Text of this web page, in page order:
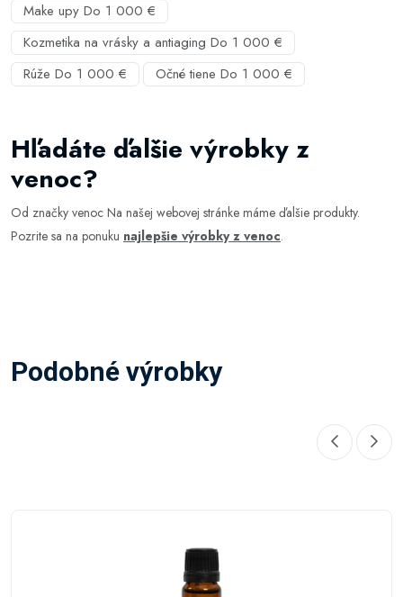
Make upy Do 1 000 €
Kozmetika na vrásky a antiaging Do 1 000 €
Rúže Do 1 000 €
Očné tiene Do 1 000 €
Hľadáte ďalšie výrobky z
venoc?
Od značky venoc Na našej webovej stránke máme ďalšie produkty.
Pozrite sa na ponuku najlepšie výrobky z venoc.
Podobné výrobky